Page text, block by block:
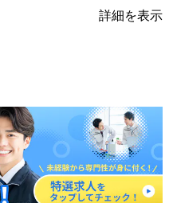
詳細を表示